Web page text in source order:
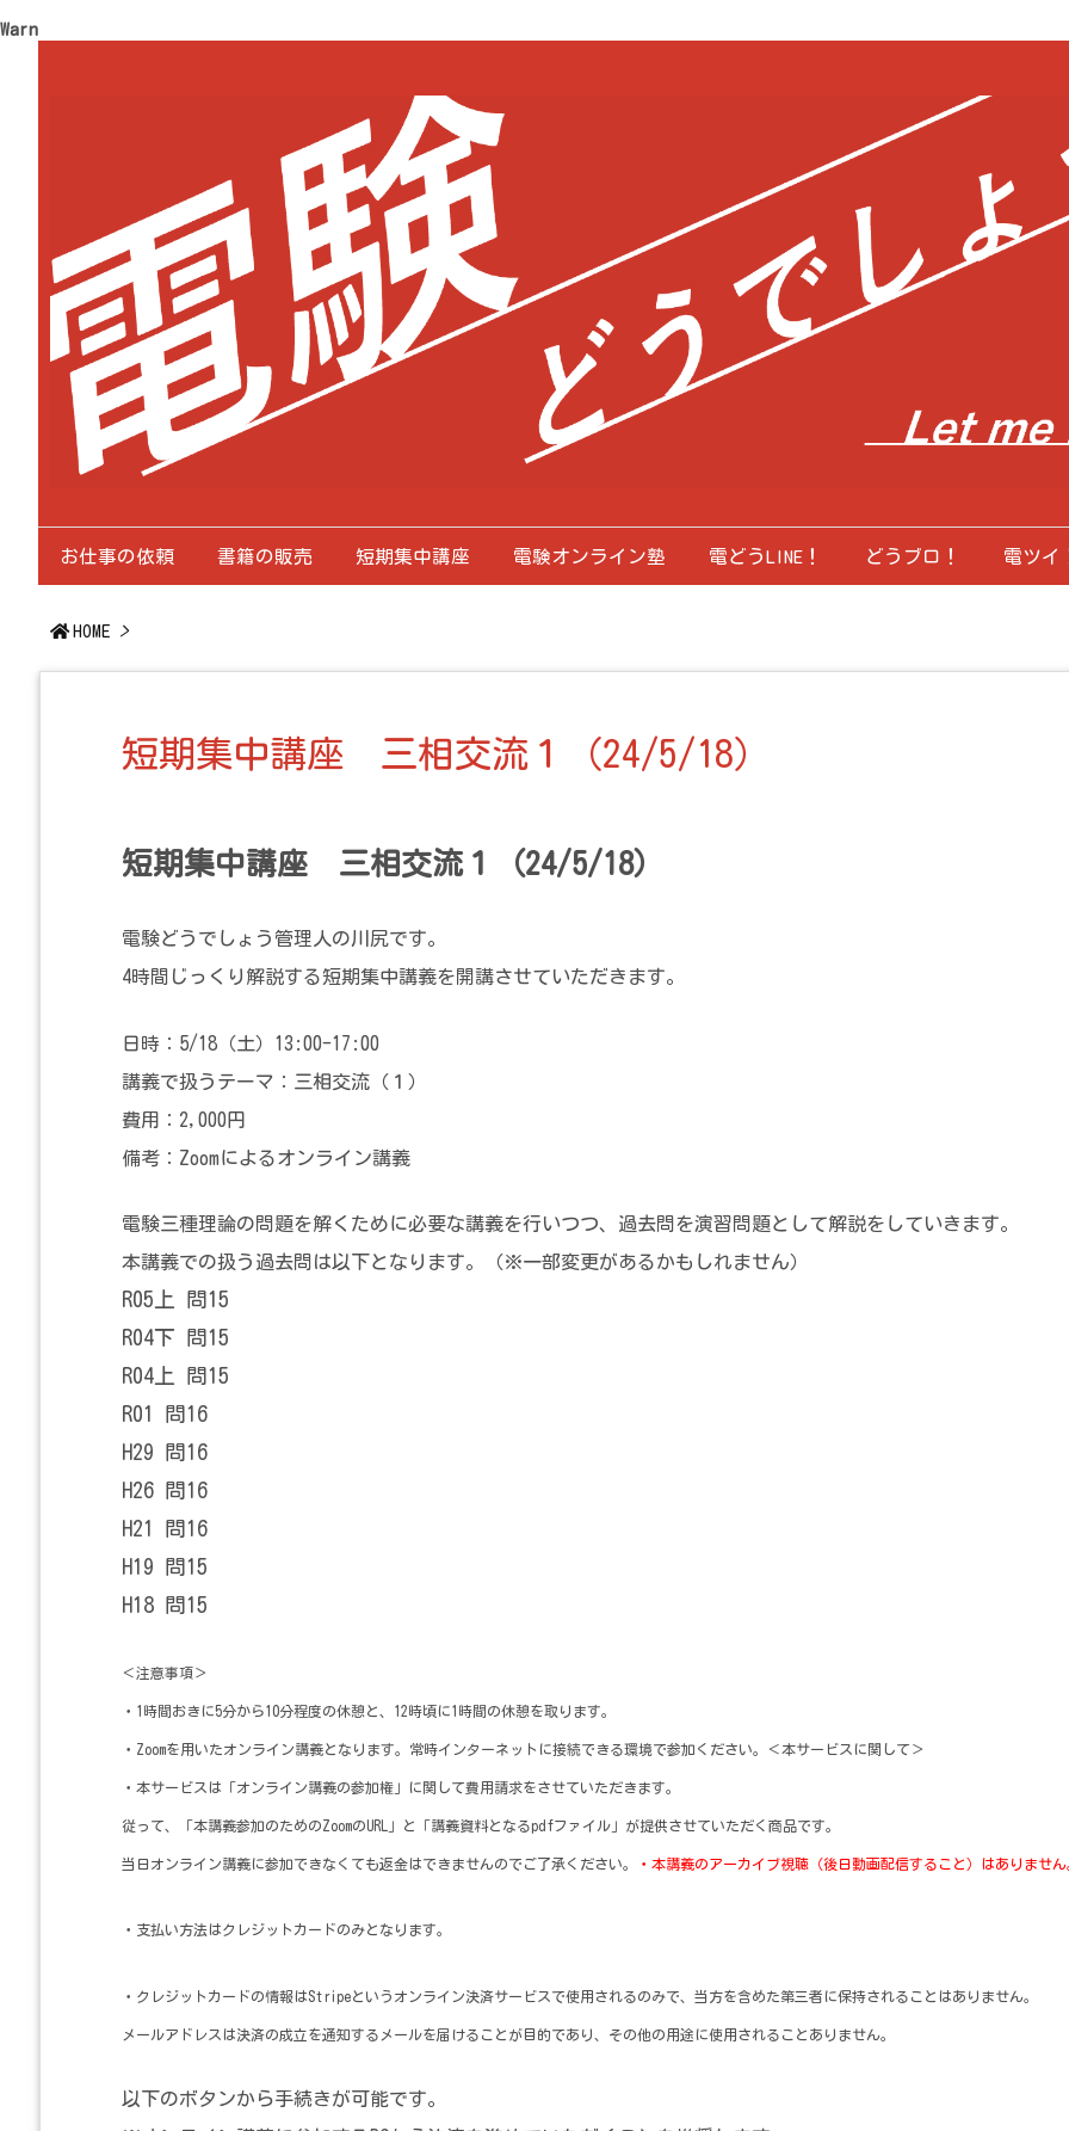
Warning
お仕事の依頼 書籍の販売 短期集中講座 電験オンライン塾 電どうLINE！ どうブロ！ 電ツイ
HOME >
短期集中講座 三相交流１（24/5/18）
短期集中講座 三相交流１（24/5/18）
電験どうでしょう管理人の川尻です。
4時間じっくり解説する短期集中講義を開講させていただきます。
日時：5/18（土）13:00-17:00
講義で扱うテーマ：三相交流（１）
費用：2,000円
備考：Zoomによるオンライン講義
電験三種理論の問題を解くために必要な講義を行いつつ、過去問を演習問題として解説をしていきます。
本講義での扱う過去問は以下となります。（※一部変更があるかもしれません）
R05上 問15
R04下 問15
R04上 問15
R01 問16
H29 問16
H26 問16
H21 問16
H19 問15
H18 問15
＜注意事項＞
・1時間おきに5分から10分程度の休憩と、12時頃に1時間の休憩を取ります。
・Zoomを用いたオンライン講義となります。常時インターネットに接続できる環境で参加ください。 ＜本サービスに関して＞
・本サービスは「オンライン講義の参加権」に関して費用請求をさせていただきます。
従って、「本講義参加のためのZoomのURL」と「講義資料となるpdfファイル」が提供させていただく商品です。
当日オンライン講義に参加できなくても返金はできませんのでご了承ください。 ・本講義のアーカイブ視聴（後日動画配信すること）はありません
・支払い方法はクレジットカードのみとなります。
・クレジットカードの情報はStripeというオンライン決済サービスで使用されるのみで、当方を含めた第三者に保持されることはありません。
メールアドレスは決済の成立を通知するメールを届けることが目的であり、その他の用途に使用されることありません。
以下のボタンから手続きが可能です。